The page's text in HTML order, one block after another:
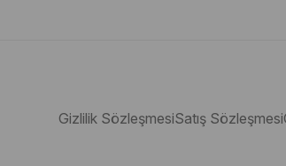
Gizlilik SözleşmesiSatış Sözleşmesi